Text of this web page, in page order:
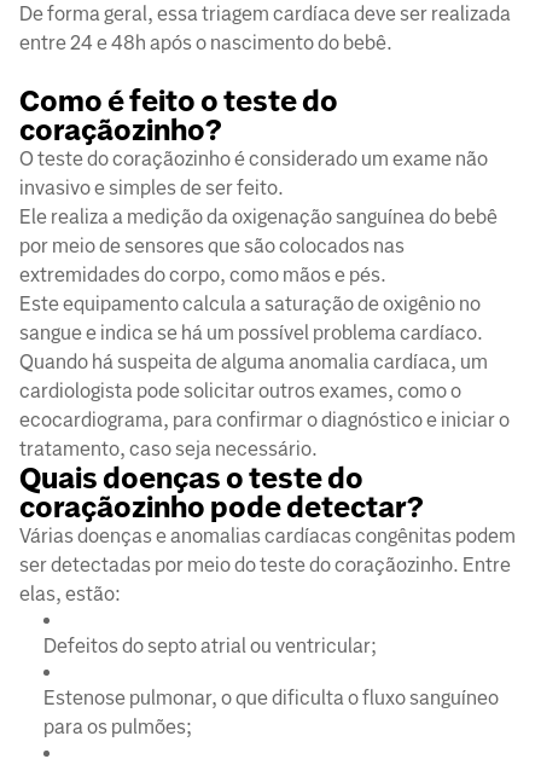
De forma geral, essa triagem cardíaca deve ser realizada
entre 24 e 48h após o nascimento do bebê.
Como é feito o teste do
coraçãozinho?
O teste do coraçãozinho é considerado um exame não
invasivo e simples de ser feito.
Ele realiza a medição da oxigenação sanguínea do bebê
por meio de sensores que são colocados nas
extremidades do corpo, como mãos e pés.
Este equipamento calcula a saturação de oxigênio no
sangue e indica se há um possível problema cardíaco.
Quando há suspeita de alguma anomalia cardíaca, um
cardiologista pode solicitar outros exames, como o
ecocardiograma, para confirmar o diagnóstico e iniciar o
tratamento, caso seja necessário.
Quais doenças o teste do
coraçãozinho pode detectar?
Várias doenças e anomalias cardíacas congênitas podem
ser detectadas por meio do teste do coraçãozinho. Entre
elas, estão:
Defeitos do septo atrial ou ventricular;
Estenose pulmonar, o que dificulta o fluxo sanguíneo
para os pulmões;